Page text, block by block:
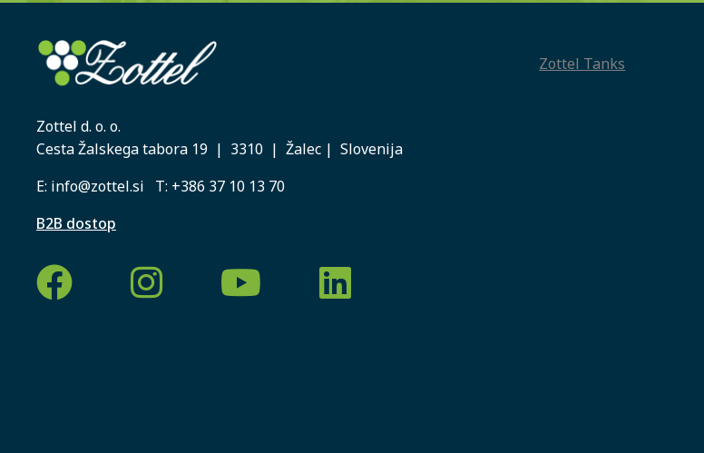
Zottel d. o. o.
Cesta Žalskega tabora 19 | 3310 | Žalec | Slovenija
E: info@zottel.si T: +386 37 10 13 70
B2B dostop
Zottel Tanks